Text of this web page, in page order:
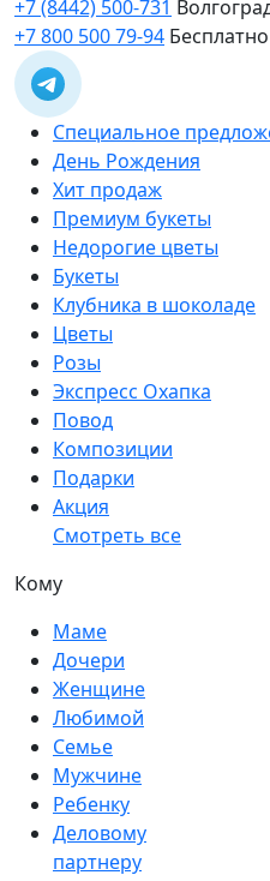
+7 (8442) 500-731
+7 800 500 79-94
Специальное
День Рождения
Хит продаж
Премиум букеты
Недорогие цветы
Букеты
Клубника в шоколаде
Цветы
Розы
Экспресс Охапка
Повод
Композиции
Подарки
Акция
Смотреть все
Кому
Маме
Дочери
Женщине
Любимой
Семье
Мужчине
Ребенку
Деловому
партнеру